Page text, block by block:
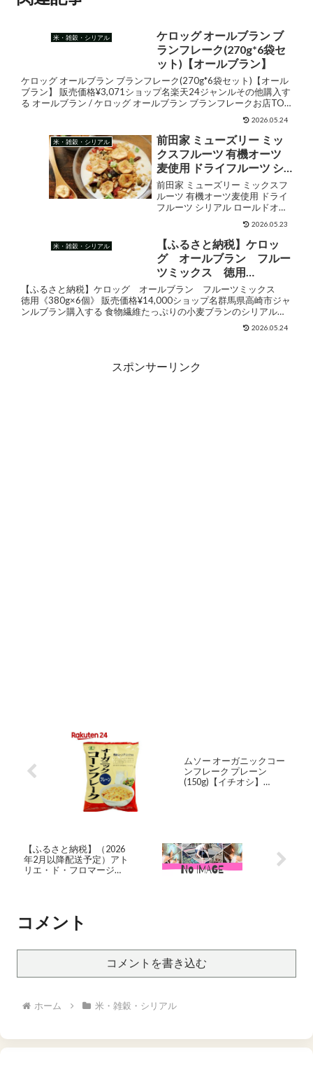
米・雑穀・シリアル
ケロッグ オールブラン ブ
ランフレーク(270g*6袋セ
ット)【オールブラン】
ケロッグ オールブラン ブランフレーク(270g*6袋セット)【オール
ブラン】 販売価格¥3,071ショップ名楽天24ジャンルその他購入す
る オールブラン / ケロッグ オールブラン ブランフレークお店TOP
2026.05.24
米・雑穀・シリアル
前田家 ミューズリー ミッ
クスフルーツ 有機オーツ
麦使用 ドライフルーツ シ
リアル ロールドオーツ レ
ーズン ナッツ シード オー
ガニック 糖質 ダイエット
食物繊維 送料無料
前田家 ミューズリー ミックスフ
ルーツ 有機オーツ麦使用 ドライ
フルーツ シリアル ロールドオー
ニック 糖質 ダイエット 食物繊維
送料無料 販売価格¥1,298ショッ
プ名MAEDAYA 前田家ジャンル
ミ...
2026.05.23
米・雑穀・シリアル
【ふるさと納税】ケロッ
グ オールブラン フルー
ツミックス 徳用
《380g×6個》
【ふるさと納税】ケロッグ オールブラン フルーツミックス
徳用《380g×6個》 販売価格¥14,000ショップ名群馬県高崎市ジャ
ンルブラン購入する 食物繊維たっぷりの小麦ブランのシリアル。
2026.05.24
スポンサーリンク
ムソー オーガニックコー
ンフレーク プレーン
(150g)【イチオシ】
【ふるさと納税】（2026
年2月以降配送予定）アト
リエ・ド・フロマージュ
ーズ 詰め合わせ 食べ比べ
おつまみ お歳暮 お中元 国
コメント
コメントを書き込む
ホーム 米・雑穀・シリアル